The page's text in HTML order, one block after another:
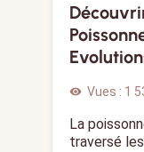
visibility Vues : 1
La
traversé